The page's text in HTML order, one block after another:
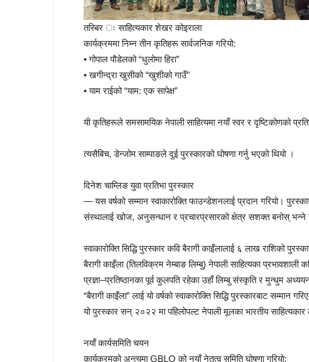
तस्बिर ः साहित्यकार शेखर कोइराला
कार्यक्रममा निम्न तीन कृतिहरू सार्वजनिक गरियो:
• गोपाल पौडेलको “धुलोमा हिरा”
• खगीन्द्रा खुसीको “खुशीको गाउँ”
• याम राईको “याम: एक सापेक्ष”
यी कृतिहरूले समसामयिक नेपाली साहित्यमा नयाँ स्वर र दृष्टिकोणको
त्यसैबिच, डेन्जोम साम्पाङले दुई पुरस्कारको घोषणा गर्नु भएको थियो ।
दिनेश चाम्लिङ युवा प्रतिभा पुरस्कार
— यस वर्षको सम्मान स्वाकारोक्ति फाउन्डेशनलाई प्रदान गरियो।
संस्थालाई खोज, अनुसन्धान र प्रचारप्रसारको क्षेत्र सशक्त बनोस् भन्ने
स्वाकारोक्ति सिद्धि पुरस्कार कवि बैरागी काइँलालाई ६ लाख राशिको
बैरागी काइँला (तिलविक्रम नेम्बाङ लिम्बु) नेपाली साहित्यका
प्रज्ञा–प्रतिष्ठानका पूर्व कुलपति रहेका उहाँ लिम्बु संस्कृति र मुन्धुम
“बैरागी काइँला” लाई यो वर्षको स्वाकारोक्ति सिद्धि पुरस्कारबाट सम्मान
यो पुरस्कार सन् २०२२ मा पहिलोपल्ट नेपाली मूलका भारतीय साहित्यकार
नयाँ कार्यसमिति चयन
कार्यक्रमको अन्त्यमा GBLO को नयाँ नेतृत्व समिति घोषणा गरियो: